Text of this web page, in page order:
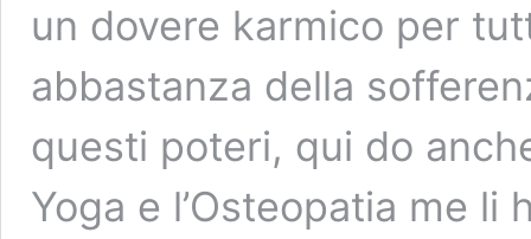
un dovere karmico per
abbastanza della
questi poteri, qui do
Yoga e l’Osteopatia me li